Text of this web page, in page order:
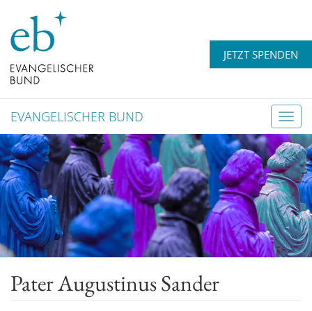
JETZT SPENDEN
T
o
g
g
l
e
n
a
v
EVANGELISCHER BUND
Pater Augustinus Sander